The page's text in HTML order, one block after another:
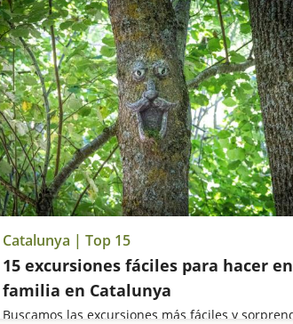
Catalunya | Top 15
15 excursiones fáciles para hacer en
familia en Catalunya